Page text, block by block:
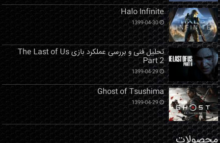
Halo Infinite
1399-04-30
تحلیل فنی و بررسی عملکرد بازی The Last of Us
Part 2
1399-04-29
Ghost of Tsushima
1399-04-29